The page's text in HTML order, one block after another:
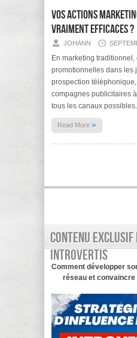
Vos actions
vraiment efficaces ?
JOHANN
En marketing
promotionnelles dans les
prospection
compagnes publicitaires
tous les canaux possibles.
Read More »
Contenu
introvertis
Comment développer
réseau et